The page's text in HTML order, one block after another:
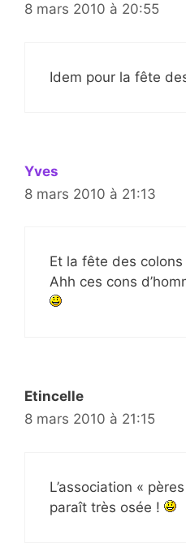
8 mars 2010 à 20:55
Idem pour la fête
Yves
8 mars 2010 à 21:13
Et la fête des colons
Ahh ces cons
Etincelle
8 mars 2010 à 21:15
L’association «
paraît très osée !